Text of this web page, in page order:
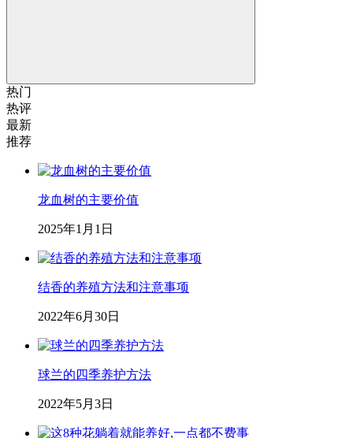
热门
热评
最新
推荐
龙血树的主要价值
2025年1月1日
结香的养殖方法和注意事项
2022年6月30日
球兰的四季养护方法
2022年5月3日